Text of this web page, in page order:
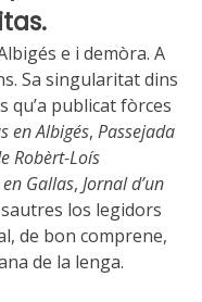
e i demòra. A
Sa singularitat dins
publicat fòrces
en Albigés, Passejada
Robèrt-Loís
Gallas, Jornal d’un
los legidors
de bon comprene,
de la lenga.